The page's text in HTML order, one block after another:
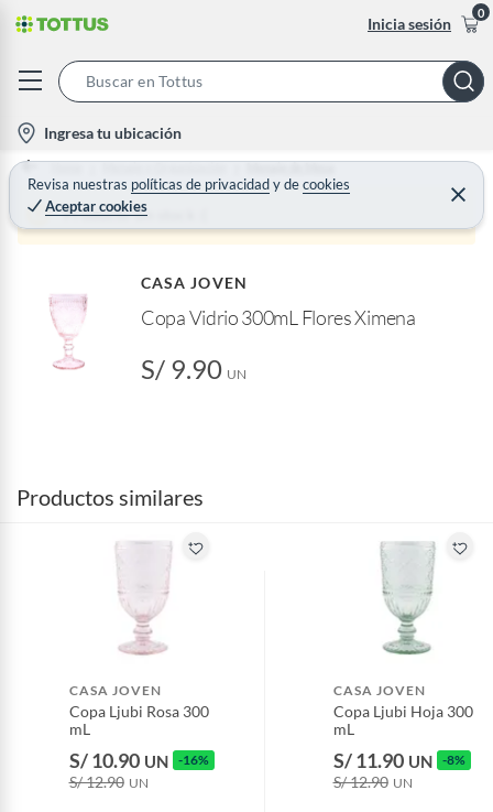
Inicia sesión
0
h
o
t
Ingresa tu ubicación
Revisa nuestras políticas de privacidadydecookies
Aceptar cookies
C
e
r
Home Menaje y Organización Menaje de Mesa
Producto sin stock :(
CASA JOVEN
Copa Vidrio 300mL Flores Ximena
S/ 9.90 UN
Productos similares
CASA JOVEN
Copa Ljubi Rosa 300
mL
S/ 10.90 UN -16%
S/ 12.90 UN
CASA JOVEN
Copa Ljubi Hoja 300
mL
S/ 11.90 UN -8%
S/ 12.90 UN